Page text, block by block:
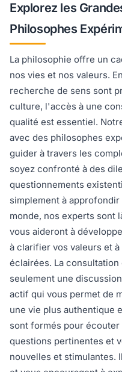
Explorez les
Philosophes
La philosophie offre un
nos vies et nos valeurs.
recherche de sens sont
culture, l'accès à une
qualité est essentiel.
avec des philosophes
guider à travers les
soyez confronté à des
questionnements
simplement à
monde, nos experts sont
vous aideront à
à clarifier vos valeurs et
éclairées. La
seulement une
actif qui vous permet de
une vie plus authentique
sont formés pour
questions pertinentes et
nouvelles et stimulantes.